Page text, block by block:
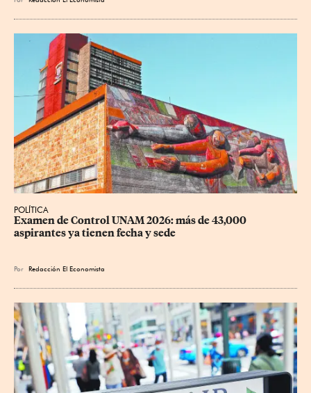
POLÍTICA
Examen de Control UNAM 2026: más de 43,000
aspirantes ya tienen fecha y sede
Por Redacción El Economista